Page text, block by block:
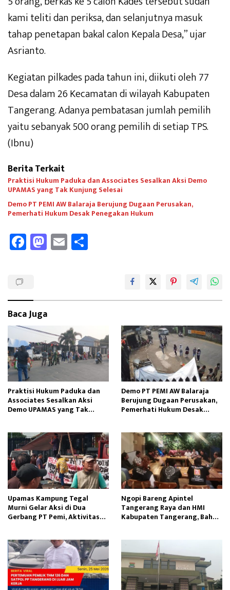
kami teliti dan periksa, dan selanjutnya masuk
tahap penetapan bakal calon Kepala Desa,” ujar
Asrianto.
Kegiatan pilkades pada tahun ini, diikuti oleh 77
Desa dalam 26 Kecamatan di wilayah Kabupaten
Tangerang. Adanya pembatasan jumlah pemilih
yaitu sebanyak 500 orang pemilih di setiap TPS.
(Ibnu)
Berita Terkait
Praktisi Hukum Paduka dan Associates Sesalkan Aksi Demo
UPAMAS yang Tak Kunjung Selesai
Demo PT PEMI AW Balaraja Berujung Dugaan Perusakan,
Pemerhati Hukum Desak Penegakan Hukum
Fa
ce
k
M
as
o
n
E
m
Baca Juga
Praktisi Hukum Paduka dan
Associates Sesalkan Aksi
Demo UPAMAS yang Tak
Demo PT PEMI AW Balaraja
Berujung Dugaan Perusakan,
Pemerhati Hukum Desak
Upamas Kampung Tegal
Murni Gelar Aksi di Dua
Gerbang PT Pemi, Aktivitas
Ngopi Bareng Apintel
Tangerang Raya dan HMI
Kabupaten Tangerang, Bahas